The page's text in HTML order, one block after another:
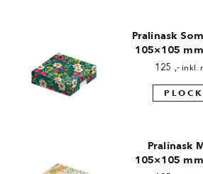
Pralinask
105×105
125 ,- inkl.
Pralinask
105×105